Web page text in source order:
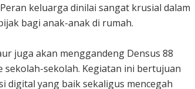
keluarga dinilai sangat krusial dalam
bagi anak-anak di rumah.
juga akan menggandeng Densus 88
sekolah-sekolah. Kegiatan ini bertujuan
digital yang baik sekaligus mencegah